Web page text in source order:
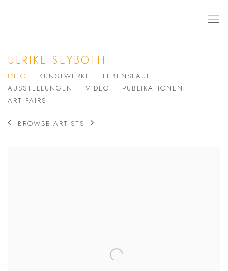
ULRIKE SEYBOTH
INFO KUNSTWERKE
LEBENSLAUF
AUSSTELLUNGEN
VIDEO
PUBLIKATIONEN
ART FAIRS
BROWSE ARTISTS